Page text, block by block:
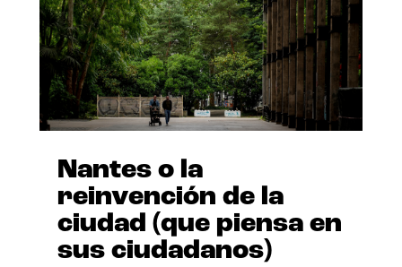
Nantes o la
reinvención de la
ciudad (que piensa en
sus ciudadanos)